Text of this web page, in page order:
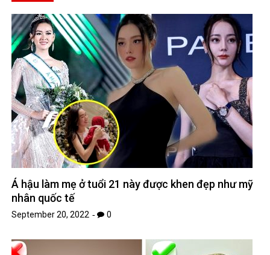
Á hậu làm mẹ ở tuổi 21 này được khen đẹp như mỹ
nhân quốc tế
September 20, 2022 0